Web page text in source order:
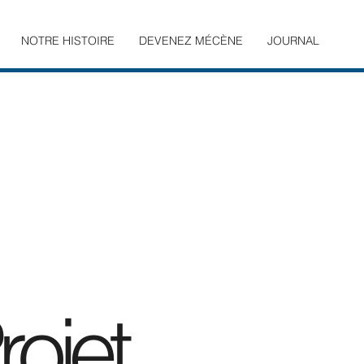
NOTRE HISTOIRE DEVENEZ MÉCÈNE JOURNAL